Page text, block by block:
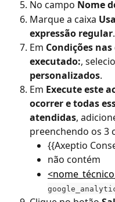
No campo Nome
Marque a caixa
expressão regular.
Em Condições
executado:,
personalizados.
Em Execute este
ocorrer e todas
atendidas,
preenchendo os 3
{{Axeptio
não contém